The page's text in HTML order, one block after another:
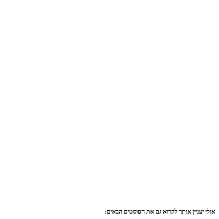
אולי יעניין אותך לקרוא גם את הפוסטים הבאים: